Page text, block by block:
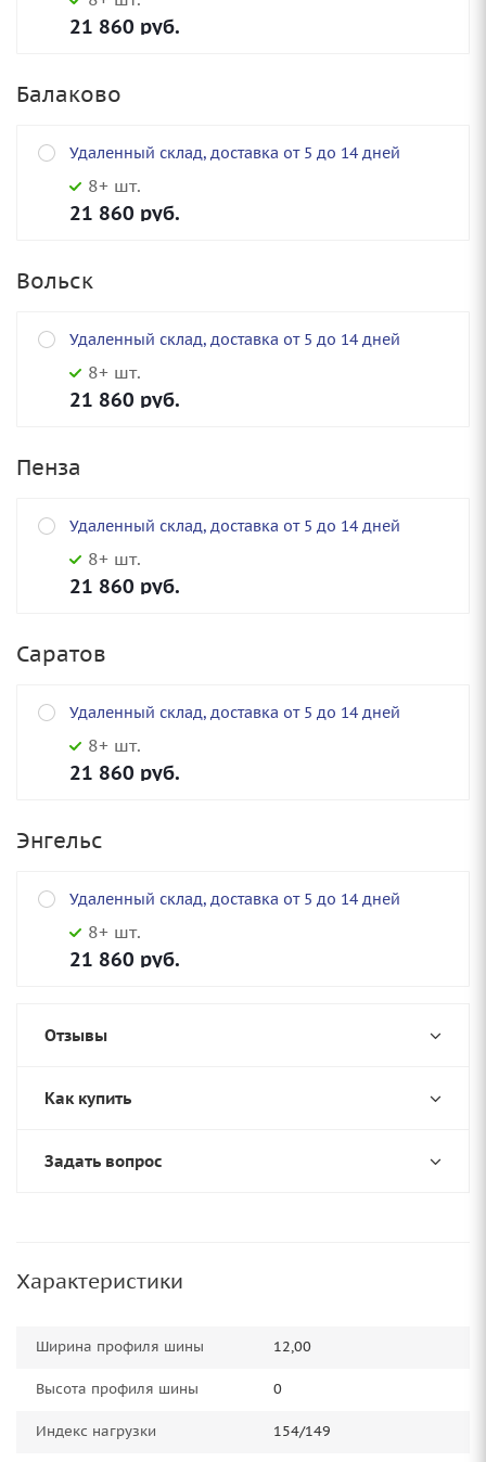
21 860 руб.
Балаково
Удаленный склад, доставка от 5 до 14 дней
8+ шт.
21 860 руб.
Вольск
Удаленный склад, доставка от 5 до 14 дней
8+ шт.
21 860 руб.
Пенза
Удаленный склад, доставка от 5 до 14 дней
8+ шт.
21 860 руб.
Саратов
Удаленный склад, доставка от 5 до 14 дней
8+ шт.
21 860 руб.
Энгельс
Удаленный склад, доставка от 5 до 14 дней
8+ шт.
21 860 руб.
Отзывы
Как купить
Задать вопрос
Характеристики
Ширина профиля шины 12,00
Высота профиля шины 0
Индекс нагрузки 154/149